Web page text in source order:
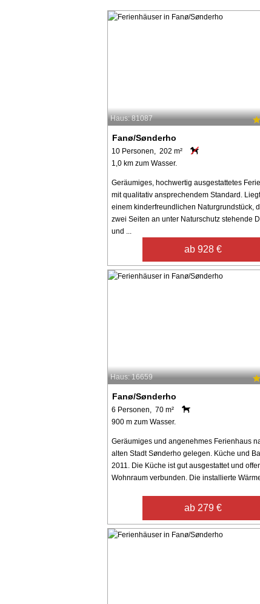
Haus: 81087
Fanø/Sønderho
10 Personen, 202 m²
1,0 km zum Wasser.
Geräumiges, hochwertig ausgestattetes
mit qualitativ ansprechendem Standard.
einem kinderfreundlichen Naturgrundstück,
zwei Seiten an unter Naturschutz stehende
und ...
ab 928 €
Haus: 16659
Fanø/Sønderho
6 Personen, 70 m²
900 m zum Wasser.
Geräumiges und angenehmes Ferienhaus
alten Stadt Sønderho gelegen. Küche und
2011. Die Küche ist gut ausgestattet und
Wohnraum verbunden. Die installierte
ab 279 €